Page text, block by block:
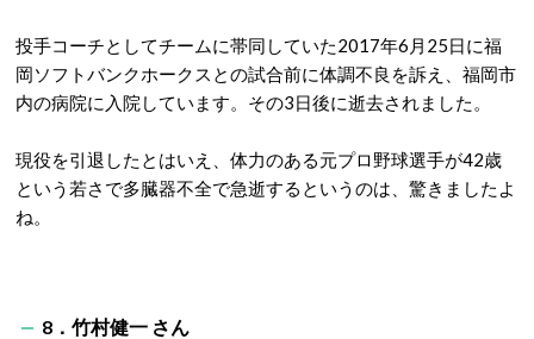
投手コーチとしてチームに帯同していた2017年6月25日に福
岡ソフトバンクホークスとの試合前に体調不良を訴え、福岡市
内の病院に入院しています。その3日後に逝去されました。
現役を引退したとはいえ、体力のある元プロ野球選手が42歳
という若さで多臓器不全で急逝するというのは、驚きましたよ
ね。
8．竹村健一 さん